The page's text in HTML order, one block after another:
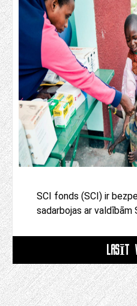
SCI fonds (SCI) ir
sadarbojas ar valdībām
LASĪT